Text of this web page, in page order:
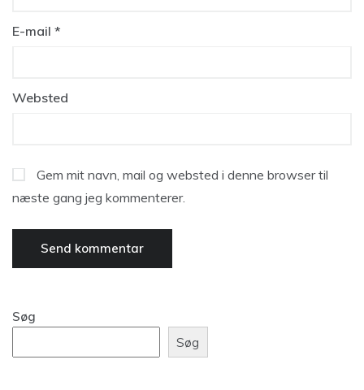
E-mail *
Websted
Gem mit navn, mail og websted i denne browser til
næste gang jeg kommenterer.
Søg
Søg